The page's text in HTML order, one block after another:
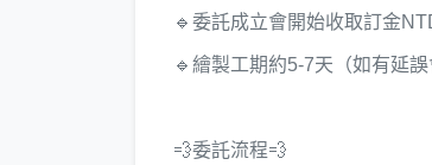
🔹委託成立會開始收取訂金
🔹繪製工期約5-7天（如有延誤
💨委託流程💨